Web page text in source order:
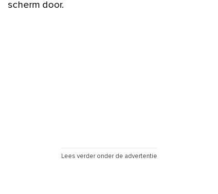
scherm door.
Lees verder onder de advertentie